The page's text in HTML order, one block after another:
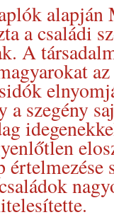
a családi
A
a szegény